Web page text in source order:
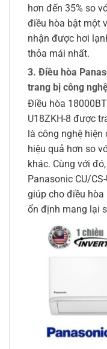
hơn đến 35% so
điều hòa bật một
nhận được hơi
thỏa mái nhất.
3. Điều hòa
trang bị công
Điều hòa
U18ZKH-8 được
là công nghệ
hiệu quả hơn so
khác. Cùng với
Panasonic CU/
giúp cho điều
ổn định mang lại